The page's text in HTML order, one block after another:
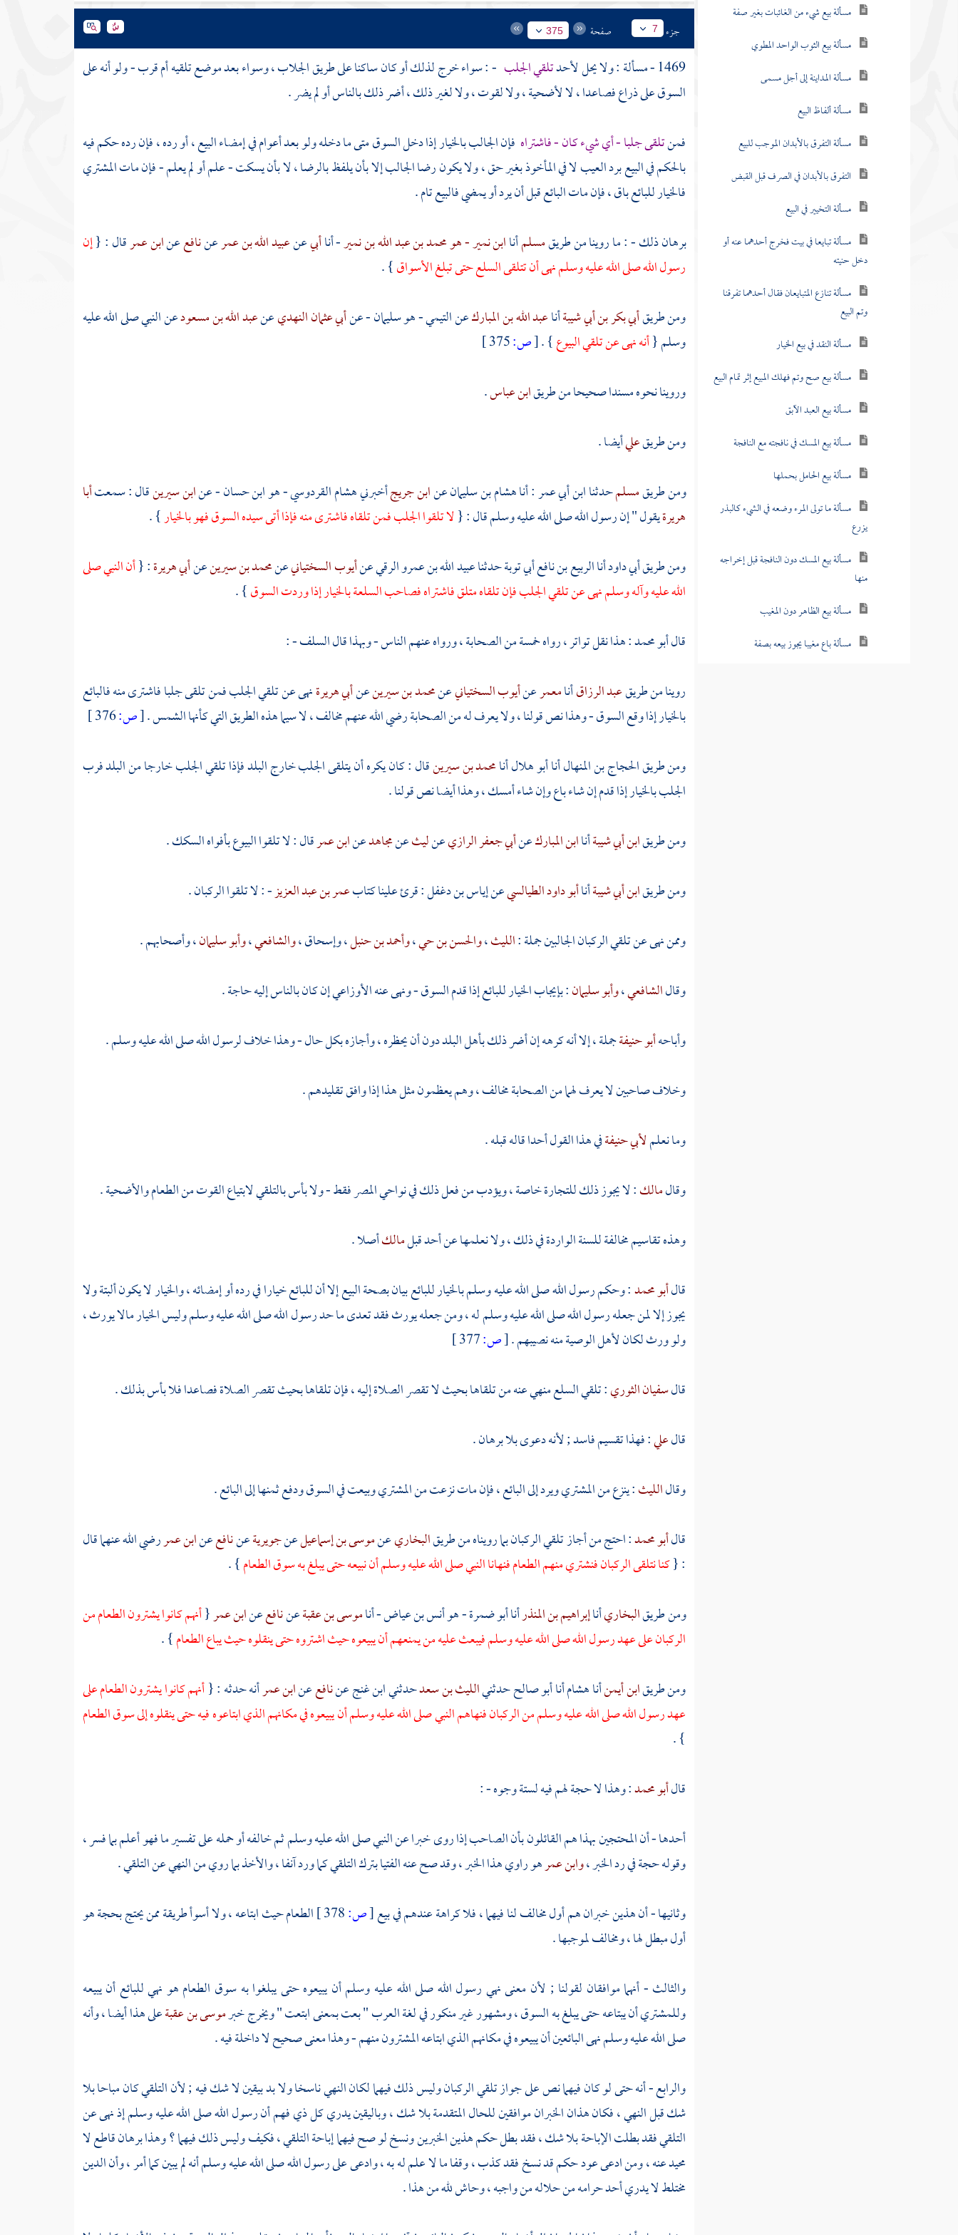
مسألة بيع شيء من الغائبات بغير صفة
مسألة بيع الثوب الواحد المطوي
مسألة المداينة إلى أجل مسمى
مسألة ألفاظ البيع
مسألة التفرق بالأبدان الموجب للبيع
التفرق بالأبدان في الصرف قبل القبض
مسألة التخيير في البيع
مسألة تبايعا في بيت فخرج أحدهما عنه أو
دخل حنيته
مسألة تنازع المتبايعان فقال أحدهما تفرقنا
وتم البيع
مسألة النقد في بيع الخيار
مسألة بيع صح وتم فهلك المبيع إثر تمام البيع
مسألة بيع العبد الآبق
مسألة بيع المسك في نافجته مع النافجة
مسألة بيع الحامل بحملها
مسألة ما تولى المرء وضعه في الشيء كالبذر
يزرع
مسألة بيع المسك دون النافجة قبل إخراجه
منها
مسألة بيع الظاهر دون المغيب
مسألة باع مغيبا يجوز بيعه بصفة
جزء 7 صفحة 375
1469 - مسألة : ولا يحل لأحد تلقي الجلب - : سواء خرج لذلك أو كان ساكنا على طريق الجلاب ، وسواء بعد موضع تلقيه أم قرب - ولو أنه على
السوق على ذراع فصاعدا ، لا لأضحية ، ولا لقوت ، ولا لغير ذلك ، أضر ذلك بالناس أو لم يضر .
فمنتلقى جلبا - أي شيء كان - فاشتراه فإن الجالب بالخيار إذا دخل السوق متى ما دخله ولو بعد أعوام في إمضاء البيع ، أو رده ، فإن رده حكم فيه
بالحكم في البيع برد العيب لا في المأخوذ بغير حق ، ولا يكون رضا الجالب إلا بأن يلفظ بالرضا ، لا بأن يسكت - علم أو لم يعلم - فإن مات المشتري
فالخيار للبائع باق ، فإن مات البائع قبل أن يرد أو يمضي فالبيع تام .
برهان ذلك - : ما روينا من طريقمسلمأناابن نمير - هو محمد بن عبد الله بن نمير- أناأبيعنعبيد الله بن عمرعننافععنابن عمرقال : {إن
رسول الله صلى الله عليه وسلم نهى أن تتلقى السلع حتى تبلغ الأسواق} .
ومن طريقأبي بكر بن أبي شيبةأناعبد الله بن المباركعنالتيمي - هو سليمان- عنأبي عثمان النهديعنعبد الله بن مسعودعن النبي صلى الله عليه
وسلم {أنه نهى عن تلقي البيوع} .
[ص:
وروينا نحوه مسندا صحيحا من طريقابن عباس.
ومن طريقعليأيضا .
ومن طريقمسلمحدثناابن أبي عمر: أناهشام بن سليمانعنابن جريجأخبرنيهشام القردوسي - هو ابن حسان- عنابن سيرينقال : سمعتأبا
هريرةيقول " إن رسول الله صلى الله عليه وسلم قال : {لا تلقوا الجلب فمن تلقاه فاشترى منه فإذا أتى سيده السوق فهو بالخيار} .
ومن طريقأبي داودأناالربيع بن نافع أبي توبةحدثناعبيد الله بن عمرو الرقيعنأيوب السختيانيعنمحمد بن سيرينعنأبي هريرة: {أن النبي صلى
الله عليه وآله وسلم نهى عن تلقي الجلب فإن تلقاه متلق فاشتراه فصاحب السلعة بالخيار إذا وردت السوق} .
قالأبو محمد: هذا نقل تواتر ، رواه خمسة من الصحابة ، ورواه عنهم الناس - وبهذا قال السلف - :
روينا من طريقعبد الرزاقأنامعمرعنأيوب السختيانيعنمحمد بن سيرينعنأبي هريرةنهى عن تلقي الجلب فمن تلقى جلبا فاشترى منه فالبائع
بالخيار إذا وقع السوق - وهذا نص قولنا ، ولا يعرف له من الصحابة رضي الله عنهم مخالف ، لا سيما هذه الطريق التي كأنها الشمس .[ص:
ومن طريقالحجاج بن المنهالأناأبو هلالأنامحمد بن سيرينقال : كان يكره أن يتلقى الجلب خارج البلد فإذا تلقي الجلب خارجا من البلد فرب
الجلب بالخيار إذا قدم إن شاء باع وإن شاء أمسك ، وهذا أيضا نص قولنا .
ومن طريقابن أبي شيبةأناابن المباركعنأبي جعفر الرازيعنليثعنمجاهدعنابن عمرقال : لا تلقوا البيوع بأفواه السكك .
ومن طريقابن أبي شيبةأناأبو داود الطيالسيعنإياس بن دغفل: قرئ علينا كتابعمر بن عبد العزيز- : لا تلقوا الركبان .
وممن نهى عن تلقي الركبان الجالبين جملة :الليث،والحسن بن حي،وأحمد بن حنبل،وإسحاق،والشافعي،وأبو سليمان، وأصحابهم .
وقالالشافعي،وأبو سليمان: بإيجاب الخيار للبائع إذا قدم السوق - ونهى عنهالأوزاعيإن كان بالناس إليه حاجة .
وأباحهأبو حنيفةجملة ، إلا أنه كرهه إن أضر ذلك بأهل البلد دون أن يحظره ، وأجازه بكل حال - وهذا خلاف لرسول الله صلى الله عليه وسلم .
وخلاف صاحبين لا يعرف لهما من الصحابة مخالف ، وهم يعظمون مثل هذا إذا وافق تقليدهم .
وما نعلملأبي حنيفةفي هذا القول أحدا قاله قبله .
وقالمالك: لا يجوز ذلك للتجارة خاصة ، ويؤدب من فعل ذلك في نواحي المصر فقط - ولا بأس بالتلقي لابتياع القوت من الطعام والأضحية .
وهذه تقاسيم مخالفة للسنة الواردة في ذلك ، ولا نعلمها عن أحد قبلمالكأصلا .
قالأبو محمد: وحكم رسول الله صلى الله عليه وسلم بالخيار للبائع بيان بصحة البيع إلا أن للبائع خيارا في رده أو إمضائه ، والخيار لا يكون ألبتة ولا
يجوز إلا لمن جعله رسول الله صلى الله عليه وسلم له ، ومن جعله يورث فقد تعدى ما حد رسول الله صلى الله عليه وسلم وليس الخيار مالا يورث ،
ولو ورث لكان لأهل الوصية منه نصيبهم .[ص:
قالسفيان الثوري: تلقي السلع منهي عنه من تلقاها بحيث لا تقصر الصلاة إليه ، فإن تلقاها بحيث تقصر الصلاة فصاعدا فلا بأس بذلك .
قالعلي: فهذا تقسيم فاسد ; لأنه دعوى بلا برهان .
وقالالليث: ينزع من المشتري ويرد إلى البائع ، فإن مات نزعت من المشتري وبيعت في السوق ودفع ثمنها إلى البائع .
قالأبو محمد: احتج من أجاز تلقي الركبان بما رويناه من طريقالبخاريعنموسى بن إسماعيلعنجويريةعننافععنابن عمررضي الله عنهما قال
: {كنا نتلقى الركبان فنشتري منهم الطعام فنهانا النبي صلى الله عليه وسلم أن نبيعه حتى يبلغ به سوق الطعام} .
ومن طريقالبخاريأناإبراهيم بن المنذرأناأبو ضمرة - هو أنس بن عياض- أناموسى بن عقبةعننافععنابن عمر{أنهم كانوا يشترون الطعام من
الركبان على عهد رسول الله صلى الله عليه وسلم فيبعث عليه من يمنعهم أن يبيعوه حيث اشتروه حتى ينقلوه حيث يباع الطعام} .
ومن طريقابن أيمنأناهشامأناأبو صالححدثنيالليث بن سعدحدثنيابن غنجعننافععنابن عمرأنه حدثه : {أنهم كانوا يشترون الطعام على
عهد رسول الله صلى الله عليه وسلم من الركبان فنهاهم النبي صلى الله عليه وسلم أن يبيعوه في مكانهم الذي ابتاعوه فيه حتى ينقلوه إلى سوق الطعام
} .
قالأبو محمد: وهذا لا حجة لهم فيه لستة وجوه - :
أحدها - أن المحتجين بهذا هم القائلون بأن الصاحب إذا روى خبرا عن النبي صلى الله عليه وسلم ثم خالفه أو حمله على تفسير ما فهو أعلم بما فسر ،
وقوله حجة في رد الخبر ،وابن عمرهو راوي هذا الخبر ، وقد صح عنه الفتيا بترك التلقي كما ورد آنفا ، والأخذ بما روي من النهي عن التلقي .
وثانيها - أن هذين خبران هم أول مخالف لنا فيهما ، فلا كراهة عندهم في بيع[ص:
الطعام حيث ابتاعه ، ولا أسوأ طريقة ممن يحتج بحجة هو
أول مبطل لها ، ومخالف لموجبها .
والثالث - أنهما موافقان لقولنا ; لأن معنى نهي رسول الله صلى الله عليه وسلم أن يبيعوه حتى يبلغوا به سوق الطعام هو نهي للبائع أن يبيعه
وللمشتري أن يبتاعه حتى يبلغ به السوق ، ومشهور غير منكور في لغةالعرب" بعت بمعنى ابتعت " ويخرج خبرموسى بن عقبةعلى هذا أيضا ، وأنه
صلى الله عليه وسلم نهى البائعين أن يبيعوه في مكانهم الذي ابتاعه المشترون منهم - وهذا معنى صحيح لا داخلة فيه .
والرابع - أنه حتى لو كان فيهما نص على جواز تلقي الركبان وليس ذلك فيهما لكان النهي ناسخا ولا بد بيقين لا شك فيه ; لأن التلقي كان مباحا بلا
شك قبل النهي ، فكان هذان الخبران موافقين للحال المتقدمة بلا شك ، وباليقين يدري كل ذي فهم أن رسول الله صلى الله عليه وسلم إذ نهى عن
التلقي فقد بطلت الإباحة بلا شك ، فقد بطل حكم هذين الخبرين ونسخ لو صح فيهما إباحة التلقي ، فكيف وليس ذلك فيهما ؟ وهذا برهان قاطع لا
محيد عنه ، ومن ادعى عود حكم قد نسخ فقد كذب ، وقفا ما لا علم له به ، وادعى على رسول الله صلى الله عليه وسلم أنه لم يبين كما أمر ، وأن الدين
مختلط لا يدري أحد حرامه من حلاله من واجبه ، وحاش لله من هذا .